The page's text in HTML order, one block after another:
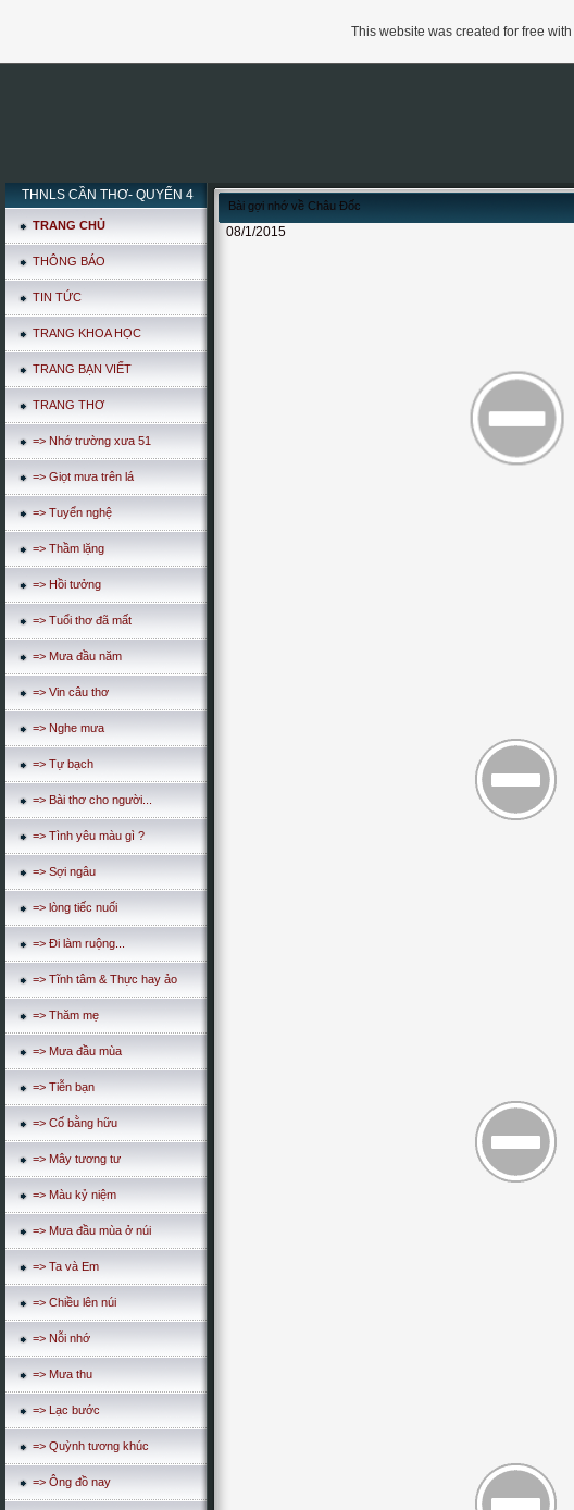
THNLS CẦN THƠ- QUYỂN 4
TRANG CHỦ
THÔNG BÁO
TIN TỨC
TRANG KHOA HỌC
TRANG BẠN VIẾT
TRANG THƠ
=> Nhớ trường xưa 51
=> Giọt mưa trên lá
=> Tuyển nghệ
=> Thầm lặng
=> Hồi tưởng
=> Tuổi thơ đã mất
=> Mưa đầu năm
=> Vin câu thơ
=> Nghe mưa
=> Tự bạch
=> Bài thơ cho người...
=> Tình yêu màu gì ?
=> Sợi ngâu
=> lòng tiếc nuối
=> Đi làm ruộng...
=> Tĩnh tâm & Thực hay ảo
=> Thăm mẹ
=> Mưa đầu mùa
=> Tiễn bạn
=> Cố bằng hữu
=> Mây tương tư
=> Màu kỷ niệm
=> Mưa đầu mùa ở núi
=> Ta và Em
=> Chiều lên núi
=> Nỗi nhớ
=> Mưa thu
=> Lạc bước
=> Quỳnh tương khúc
=> Ông đồ nay
Bài gợi nhớ về Châu Đốc
08/1/2015
This website was created for free with